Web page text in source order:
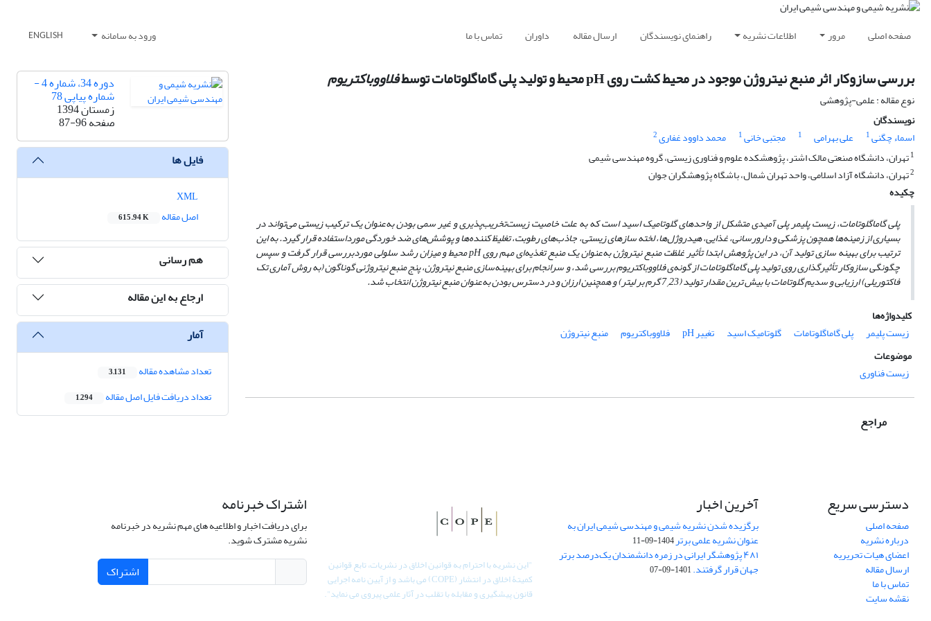
صفحه اصلی مرور اطلاعات نشریه راهنمای نویسندگان ارسال مقاله داوران تماس با ما ورود به سامانه ENGLISH
بررسی سازوکار اثر منبع نیتروژن موجود در محیط کشت روی pH محیط و تولید پلی گاماگلوتامات توسط فلاووباکتریوم
نوع مقاله : علمی-پژوهشی
نویسندگان
اسماء چگنی1 علی بهرامی 1 مجتبی خانی1 محمد داوود غفاری2
1تهران، دانشگاه صنعتی مالک اشتر، پژوهشکده علوم و فناوری زیستی، گروه مهندسی شیمی
2تهران، دانشگاه آزاد اسلامی، واحد تهران شمال، باشگاه پژوهشگران جوان
چکیده
پلی گاماگلوتامات، زیست پلیمر پلی آمیدی متشکل از واحدهای گلوتامیک اسید است که به علت خاصیت زیست‌تخریب‌پذیری و غیر سمی بودن به‌عنوان یک ترکیب زیستی می‌تواند در
بسیاری از زمینه‌ها همچون پزشکی و دارورسانی، غذایی، هیدروژل‌ها، لخته سازهای زیستی، جاذب‌های رطوبت، تغلیظ کننده‌ها و پوشش‌های ضد خوردگی مورداستفاده قرار گیرد. به این
ترتیب برای بهینه‌ سازی تولید آن، در این پژوهش ابتدا تأثیر غلظت منبع نیتروژن به‌عنوان یک منبع تغذیه‌ای مهم روی pH محیط و میزان رشد سلولی موردبررسی قرار گرفت و سپس
چگونگی سازوکار تأثیرگذاری روی تولید پلی گاماگلوتامات از گونه‌ی فلاووباکتریوم بررسی شد، و سرانجام برای بهینه‌سازی منبع نیتروژن، پنج منبع نیتروژنی گوناگون (به روش آماری تک
فاکتوریلی) ارزیابی و سدیم گلوتامات با بیش ‌ترین مقدار تولید (7 /23 گرم بر لیتر)‌ و همچنین ارزان و در دسترس بودن به‌عنوان منبع نیتروژن انتخاب شد.
کلیدواژه‌ها
زیست پلیمر
پلی گاماگلوتامات گلوتامیک اسید تغییر pH فلاووباکتریوم
منبع نیتروژن
موضوعات
زیست فناوری
مراجع
دوره 34، شماره 4 -
شماره پیاپی 78
زمستان 1394
صفحه87-96
فایل ها
اصل مقاله
615.94 K
هم رسانی
ارجاع به این مقاله
آمار
تعداد مشاهده مقاله 3,131
تعداد دریافت فایل اصل مقاله 1,294
دسترسی سریع
صفحه اصلی
درباره نشریه
اعضای هیات تحریریه
ارسال مقاله
تماس با ما
نقشه سایت
آخرین اخبار
برگزیده شدن نشریه شیمی و مهندسی شیمی ایران به
عنوان نشریه علمی برتر1404-09-11
۴۸۱ پژوهشگر ایرانی در زمره دانشمندان یک‌درصد برتر
جهان قرار گرفتند.1401-09-07
"این نشریه با احترام به قوانین اخلاق در نشریات، تابع قوانین
کمیتۀ اخلاق در انتشار (COPE) می باشد و از آیین نامه اجرایی
قانون پیشگیری و مقابله با تقلب در آثار علمی پیروی می نماید".
اشتراک خبرنامه
برای دریافت اخبار و اطلاعیه های مهم نشریه در خبرنامه
نشریه مشترک شوید.
اشتراک